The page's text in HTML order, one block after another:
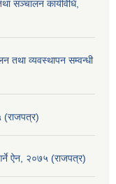
सञ्चालन कार्यविधि,
तथा व्यवस्थापन सम्वन्धी
(राजपत्र)
ऐन, २०७५ (राजपत्र)